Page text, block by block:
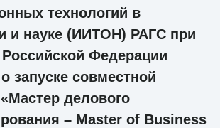
технологий в
и науке (ИИТОН) РАГС при
Федерации
запуске совместной
делового
– Master of Business